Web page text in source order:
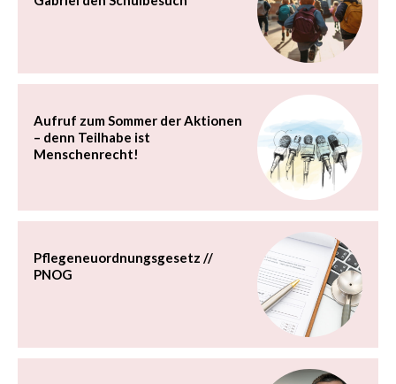
Aufruf zum Sommer der Aktionen
– denn Teilhabe ist
Menschenrecht!
Pflegeneuordnungsgesetz //
PNOG